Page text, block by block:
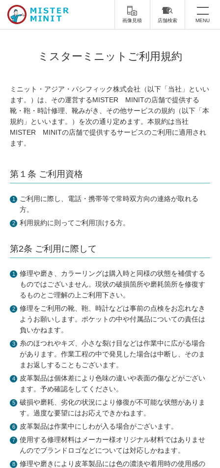
画像見積 店舗検索 MENU
修理サービス・料金
スーツケース修理 靴修理
スニーカー修理 靴磨き
傘修理
印鑑・はんこの作製 ダビング
包丁研ぎ 杖先の修理
店舗を探す
オンライン修理見積もりサービス（配送修理）
よくあるご質問
お問い合わせ
採用情報
CLOSE
ミスターミニットご利用規約
ミニット・アジア・パシフィック株式会社（以下「当社」といい
ます。）は、その運営するMISTER MINITの店舗で提供する
靴・鞄・時計修理、靴みがき、その他サービスの規約（以下「本
規約」といいます。）を次の通り定めます。本規約は当社
MISTER MINITの店舗で提供するサービスのご利用に適用され
ます。
第１条 ご利用資格
ご利用に際し、電話・携帯等で常時双方向の連絡が取れる
方。
利用規約に則ってご利用頂ける方。
第2条 ご利用に際して
修理や磨き、カラーリングは購入時と同様の状態を補償する
ものではございません。現状の破損箇所や磨耗箇所を修復す
るものとご理解の上ご利用下さい。
修理をご利用の靴、鞄、時計などは事前の点検をお忘れなき
ようお願いします。ポケットの中や付属品についての責任は
負いかねます。
糸のほつれやキズ、小さな裂け目などは作業中に広がる場合
があります。作業工程の中で発見した場合は中断し、そのま
まお返しすることもございます。
皮革製品は個体差により色味の違いや表面の傷などがござい
ます。予め確認をしてください。
破損や磨耗、劣化の状況により修復が不可能な状態がありま
す。過度な要望にはお応えできかねます。
皮革製品は作業中にしわが入る場合がございます。
使用する修理材料はメーカー様オリジナル材料ではありませ
んのでブランドロゴなどについては対応しかねます。
修理や磨きにより皮革製品には色の濃淡や着用時の使用感の